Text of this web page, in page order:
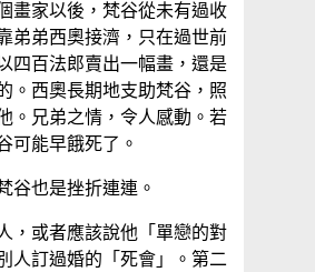
畫家以後，梵谷從未有過收
弟弟西奧接濟，只在過世前
四百法郎賣出一幅畫，還是
。西奧長期地支助梵谷，照
。兄弟之情，令人感動。若
可能早餓死了。
谷也是挫折連連。
，或者應該說他「單戀的對
人訂過婚的「死會」。第二